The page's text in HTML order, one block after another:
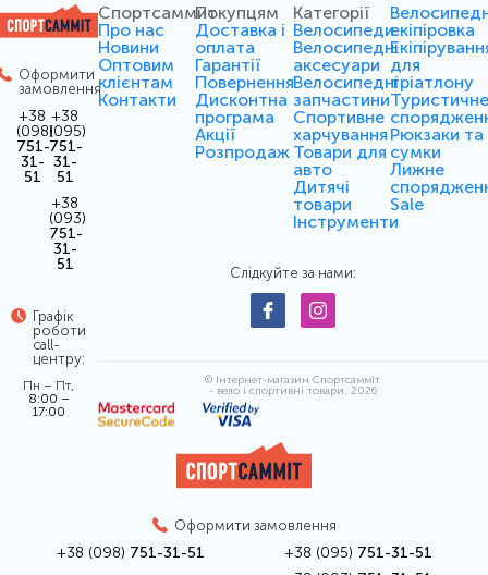
Оформити
замовлення
+38
(098)
751-
31-
51
+38
(095)
751-
31-
51
+38
(093)
751-
31-
51
Графік
роботи
call-
центру:
Пн – Пт,
8:00 –
17:00
Спортсаммит
Про нас
Новини
Оптовим
клієнтам
Контакти
Покупцям
Доставка і
оплата
Гарантії
Повернення
Дисконтна
програма
Акції
Розпродаж
Категорії
Велосипеди
Велосипедні
аксесуари
Велосипедні
запчастини
Спортивне
харчування
Товари для
авто
Дитячі
товари
Інструменти
екіпіровка
для
тріатлону
Рюкзаки та
сумки
Лижне
Sale
Слідкуйте за нами:
© Інтернет-магазин Спортсамміт
- вело і спортивні товари, 2026
Оформити замовлення
+38 (098) 751-31-51 +38 (095) 751-31-51